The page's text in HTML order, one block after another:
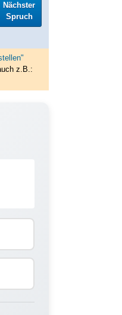
Nächster
Spruch
z.B.: